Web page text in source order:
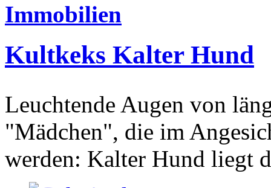
Immobilien
Kultkeks Kalter Hund
Leuchtende Augen von
"Mädchen", die im
werden: Kalter Hund liegt